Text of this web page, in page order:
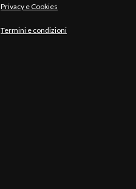
Privacy e Cookies
Termini e condizioni